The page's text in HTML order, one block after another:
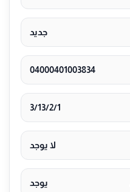
جديد
04000401003834
3/13/2/1
لا يوجد
يوجد